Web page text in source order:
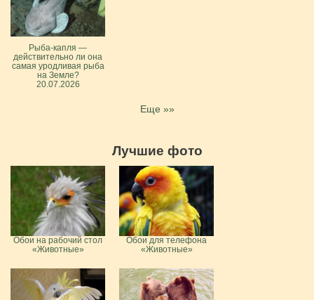
Рыба-капля —
действительно ли она
самая уродливая рыба
на Земле?
20.07.2026
Еще »»
Лучшие фото
Обои на рабочий стол
«Животные»
Обои для телефона
«Животные»